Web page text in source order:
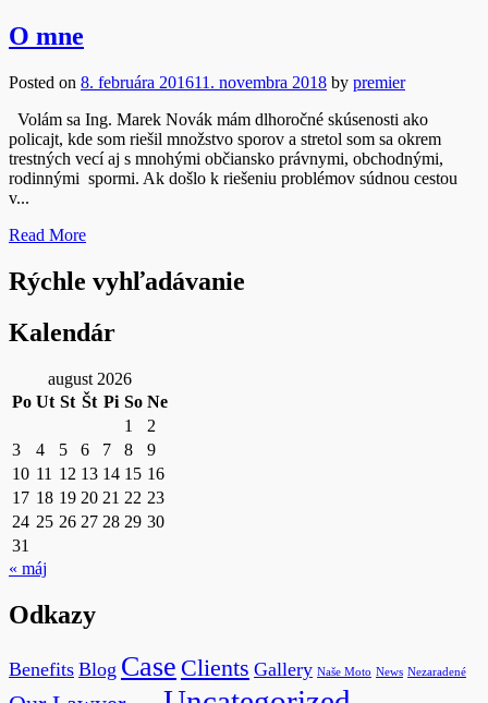
O mne
Posted on 8. februára 201611. novembra 2018 by premier
Volám sa Ing. Marek Novák mám dlhoročné skúsenosti ako
policajt, kde som riešil množstvo sporov a stretol som sa okrem
trestných vecí aj s mnohými občiansko právnymi, obchodnými,
rodinnými spormi. Ak došlo k riešeniu problémov súdnou cestou
v...
Read More
Rýchle vyhľadávanie
Kalendár
august 2026
Po Ut St Št Pi So Ne
1
2
3
4 5 6 7 8
9
10 11 12 13 14 15 16
17 18 19 20 21 22 23
24 25 26 27 28 29 30
31
« máj
Odkazy
Benefits Blog Case Clients Gallery Naše Moto News Nezaradené